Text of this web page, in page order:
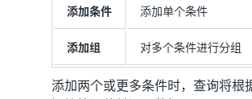
添加条件 添加单个条件
添加组 对多个条件进行分组
添加两个或更多条件时，查询将根